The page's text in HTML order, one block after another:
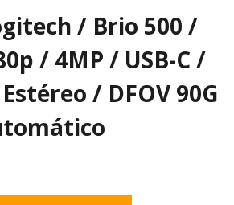
/ Brio 500 /
/ 4MP / USB-C /
/ DFOV 90G